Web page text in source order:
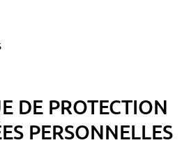
DE PROTECTION
PERSONNELLES